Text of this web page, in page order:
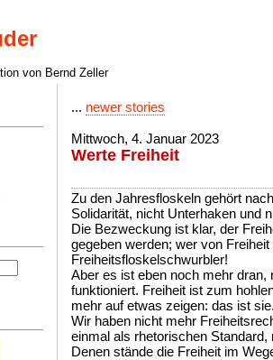
von Bernd Zeller
... newer stories
Mittwoch, 4. Januar 2023
Werte Freiheit
Zu den Jahresfloskeln gehört
Solidarität, nicht Unterhaken und
Die Bezweckung ist klar, der
gegeben werden; wer von
Freiheitsfloskelschwurbler!
Aber es ist eben noch mehr
funktioniert. Freiheit ist zum
mehr auf etwas zeigen: das ist
Wir haben nicht mehr
einmal als rhetorischen
Denen stände die Freiheit im